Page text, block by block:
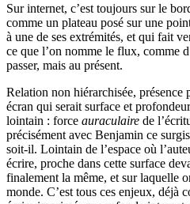
Sur internet, c’est toujours sur le
comme un plateau posé sur une
à une de ses extrémités, et qui fait
ce que l’on nomme le flux, comme
passer, mais au présent.
Relation non hiérarchisée, présence
écran qui serait surface et
lointain : force auraculaire de
précisément avec Benjamin ce
soit-il. Lointain de l’espace où
écrire, proche dans cette surface
finalement la même, et sur laquelle
monde. C’est tous ces enjeux, déjà